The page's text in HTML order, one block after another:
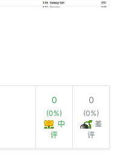
0
(0%)
中
评
0
(0%)
差
评